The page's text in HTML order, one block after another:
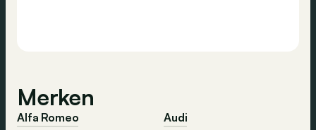
Merken
Alfa Romeo
Audi